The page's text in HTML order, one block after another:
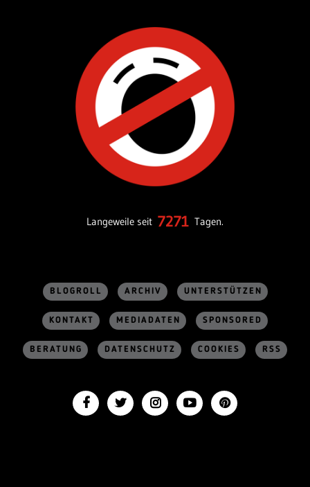
Langeweile seit 7271 Tagen.
BLOGROLL ARCHIV UNTERSTÜTZEN
KONTAKT MEDIADATEN SPONSORED
BERATUNG DATENSCHUTZ COOKIES RSS